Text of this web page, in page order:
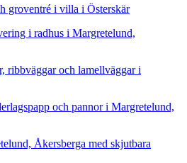
groventré i villa i Österskär
i radhus i Margretelund,
ribbväggar och lamellväggar i
och pannor i Margretelund,
Åkersberga med skjutbara